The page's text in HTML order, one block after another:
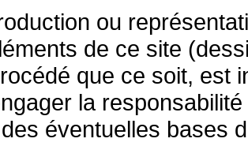
ou
de ce site
que ce soit, est
la
éventuelles bases